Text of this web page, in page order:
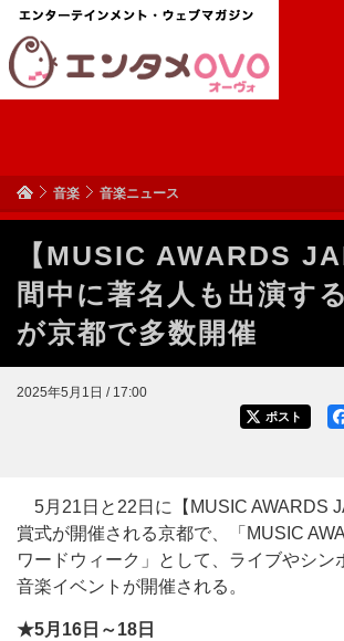
音楽 音楽ニュース
【MUSIC AWARDS
間中に著名人も出演す
が京都で多数開催
2025年5月1日 / 17:00
ポスト
5月21日と22日に【MUSIC AWARDS
賞式が開催される京都で、「MUSIC
ワードウィーク」として、ライブやシン
音楽イベントが開催される。
★5月16日～18日